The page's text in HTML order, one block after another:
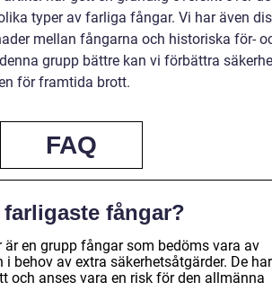
typer av farliga fångar. Vi har även
mellan fångarna och historiska för-
grupp bättre kan vi förbättra
för framtida brott.
FAQ
fångar?
en grupp fångar som bedöms vara av
behov av extra säkerhetsåtgärder. De har
och anses vara en risk för den allmänna